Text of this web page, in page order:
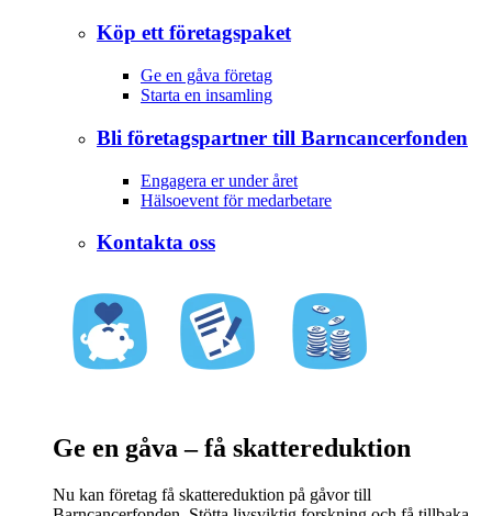
Köp ett företagspaket
Ge en gåva företag
Starta en insamling
Bli företagspartner till Barncancerfonden
Engagera er under året
Hälsoevent för medarbetare
Kontakta oss
Ge en gåva – få skattereduktion
Nu kan företag få skattereduktion på gåvor till